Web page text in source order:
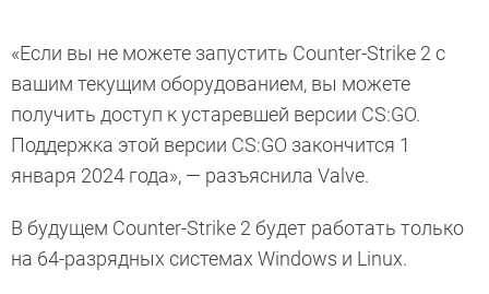
«Если вы не можете запустить Counter-Strike 2 с
вашим текущим оборудованием, вы можете
получить доступ к устаревшей версии CS:GO.
Поддержка этой версии CS:GO закончится 1
января 2024 года», — разъяснила Valve.
В будущем Counter-Strike 2 будет работать только
на 64-разрядных системах Windows и Linux.